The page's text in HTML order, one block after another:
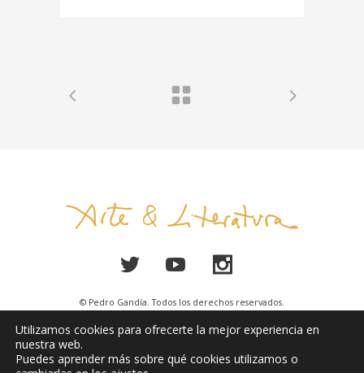
© Pedro Gandía. Todos los derechos reservados.
Aviso Legal
Utilizamos cookies para ofrecerte la mejor experiencia en
nuestra web.
Puedes aprender más sobre qué cookies utilizamos o